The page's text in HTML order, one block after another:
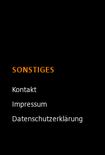
SONSTIGES
Kontakt
Impressum
Datenschutzerklärung